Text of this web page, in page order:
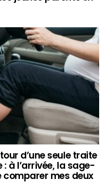
d’une seule traite
à l’arrivée, la sage-
comparer mes deux